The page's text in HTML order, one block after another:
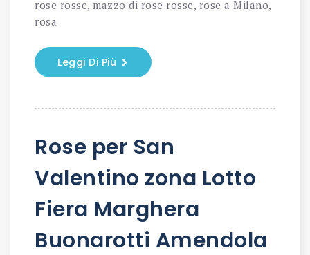
rose rosse, mazzo di rose rosse, rose a Milano,
rosa
Leggi Di Più
Rose per San
Valentino zona Lotto
Fiera Marghera
Buonarotti Amendola